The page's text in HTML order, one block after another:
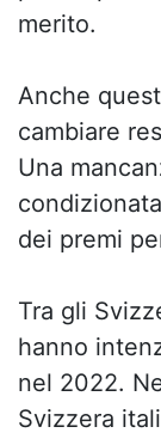
merito.
Anche
cambiare
Una
dei premi
Tra gli
hanno
nel 2022.
Svizzera